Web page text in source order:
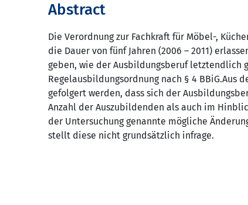
Abstract
Die Verordnung zur Fachkraft für Möbel-,
die Dauer von fünf Jahren (2006 – 2011)
geben, wie der Ausbildungsberuf letztendlich
Regelausbildungsordnung nach § 4 BBiG.Aus
gefolgert werden, dass sich der
Anzahl der Auszubildenden als auch im
der Untersuchung genannte mögliche
stellt diese nicht grundsätzlich infrage.